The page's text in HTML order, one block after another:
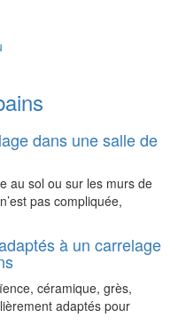
dans une salle de
au sol ou sur les murs de
pas compliquée,
à un carrelage
céramique, grès,
adaptés pour